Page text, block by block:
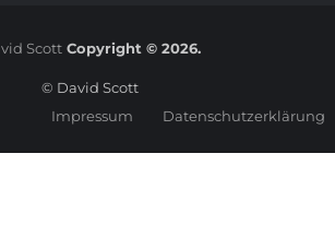
ScottCopyright © 2026.
© David Scott
Impressum
Datenschutzerklärung